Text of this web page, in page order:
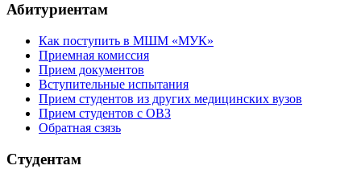
Абитуриентам
Как поступить в МШМ «МУК»
Приемная комиссия
Прием документов
Вступительные испытания
Прием студентов из других медицинских вузов
Прием студентов с ОВЗ
Обратная сзязь
Студентам